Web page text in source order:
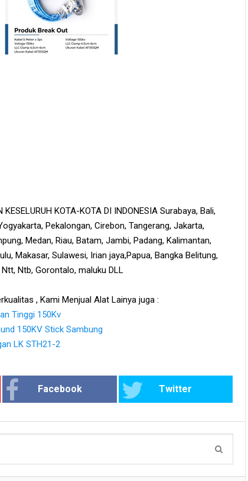
KOTA-KOTA DI INDONESIA Surabaya, Bali,
Pekalongan, Cirebon, Tangerang, Jakarta,
Medan, Riau, Batam, Jambi, Padang, Kalimantan,
Makasar, Sulawesi, Irian jaya,Papua, Bangka Belitung,
Ntb, Gorontalo, maluku DLL
, Kami Menjual Alat Lainya juga :
Tinggi 150Kv
150KV Stick Sambung
LK STH21-2
Facebook Twitter